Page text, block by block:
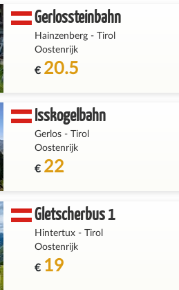
Gerlossteinbahn
Hainzenberg -Tirol
Oostenrijk
€ 20.5
Isskogelbahn
Gerlos -
Tirol
Oostenrijk
€ 22
Gletscherbus 1
Hintertux -
Tirol
Oostenrijk
€ 19